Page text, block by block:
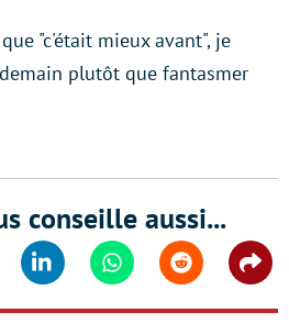
"c'était mieux avant", je
plutôt que fantasmer
conseille aussi...
Linkedin WhatsappReddit